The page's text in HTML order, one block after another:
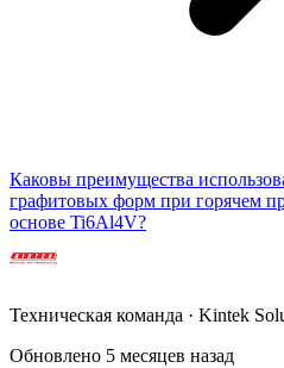
Каковы преимущества
графитовых форм при горячем
основе Ti6Al4V?
Техническая команда · Kintek
Обновлено 5 месяцев назад